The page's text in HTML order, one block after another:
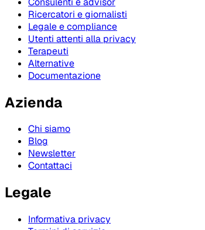
Ricercatori e giornalisti
Legale e compliance
Utenti attenti alla privacy
Terapeuti
Alternative
Documentazione
Azienda
Chi siamo
Blog
Newsletter
Contattaci
Legale
Informativa privacy